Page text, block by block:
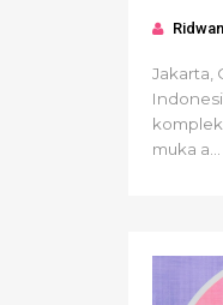
Jakarta,
muka a...